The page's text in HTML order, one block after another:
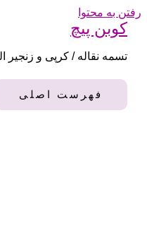
رفتن به محتوا
کوبن پیچ
تسمه نقاله / کرپی و زنجیر
فهرست اصلی